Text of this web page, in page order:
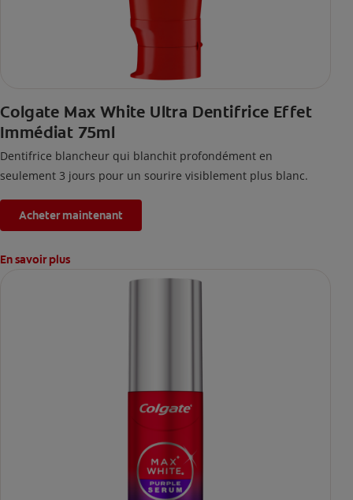
Colgate Max White Ultra Dentifrice Effet
Immédiat 75ml
Dentifrice blancheur qui blanchit profondément en
seulement 3 jours pour un sourire visiblement plus blanc.
Acheter maintenant
En savoir plus